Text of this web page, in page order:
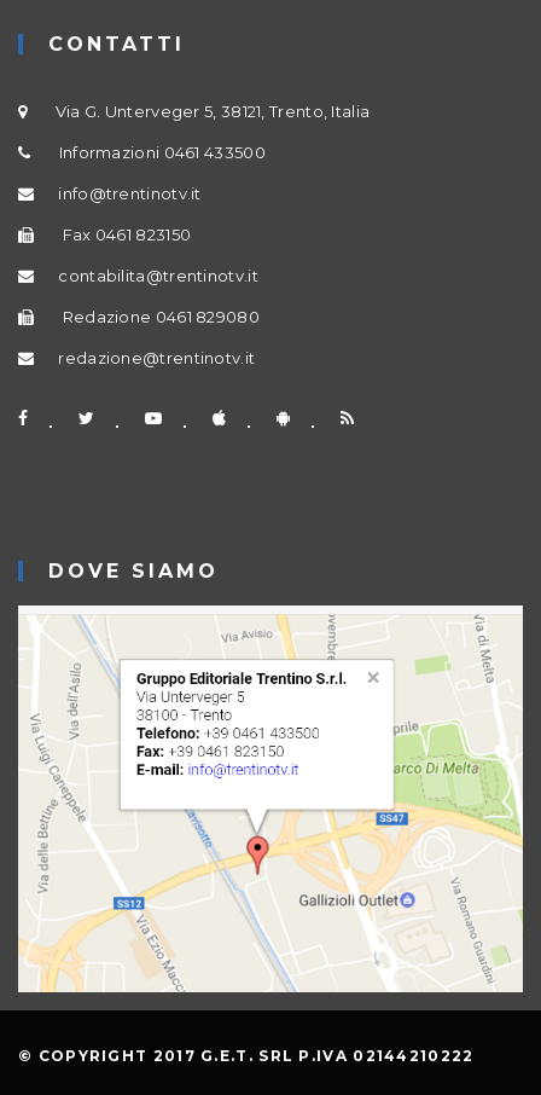
CONTATTI
Via G. Unterveger 5, 38121, Trento, Italia
Informazioni 0461 433500
info@trentinotv.it
Fax 0461 823150
contabilita@trentinotv.it
Redazione 0461 829080
redazione@trentinotv.it
DOVE SIAMO
© COPYRIGHT 2017 G.E.T. SRL P.IVA 02144210222